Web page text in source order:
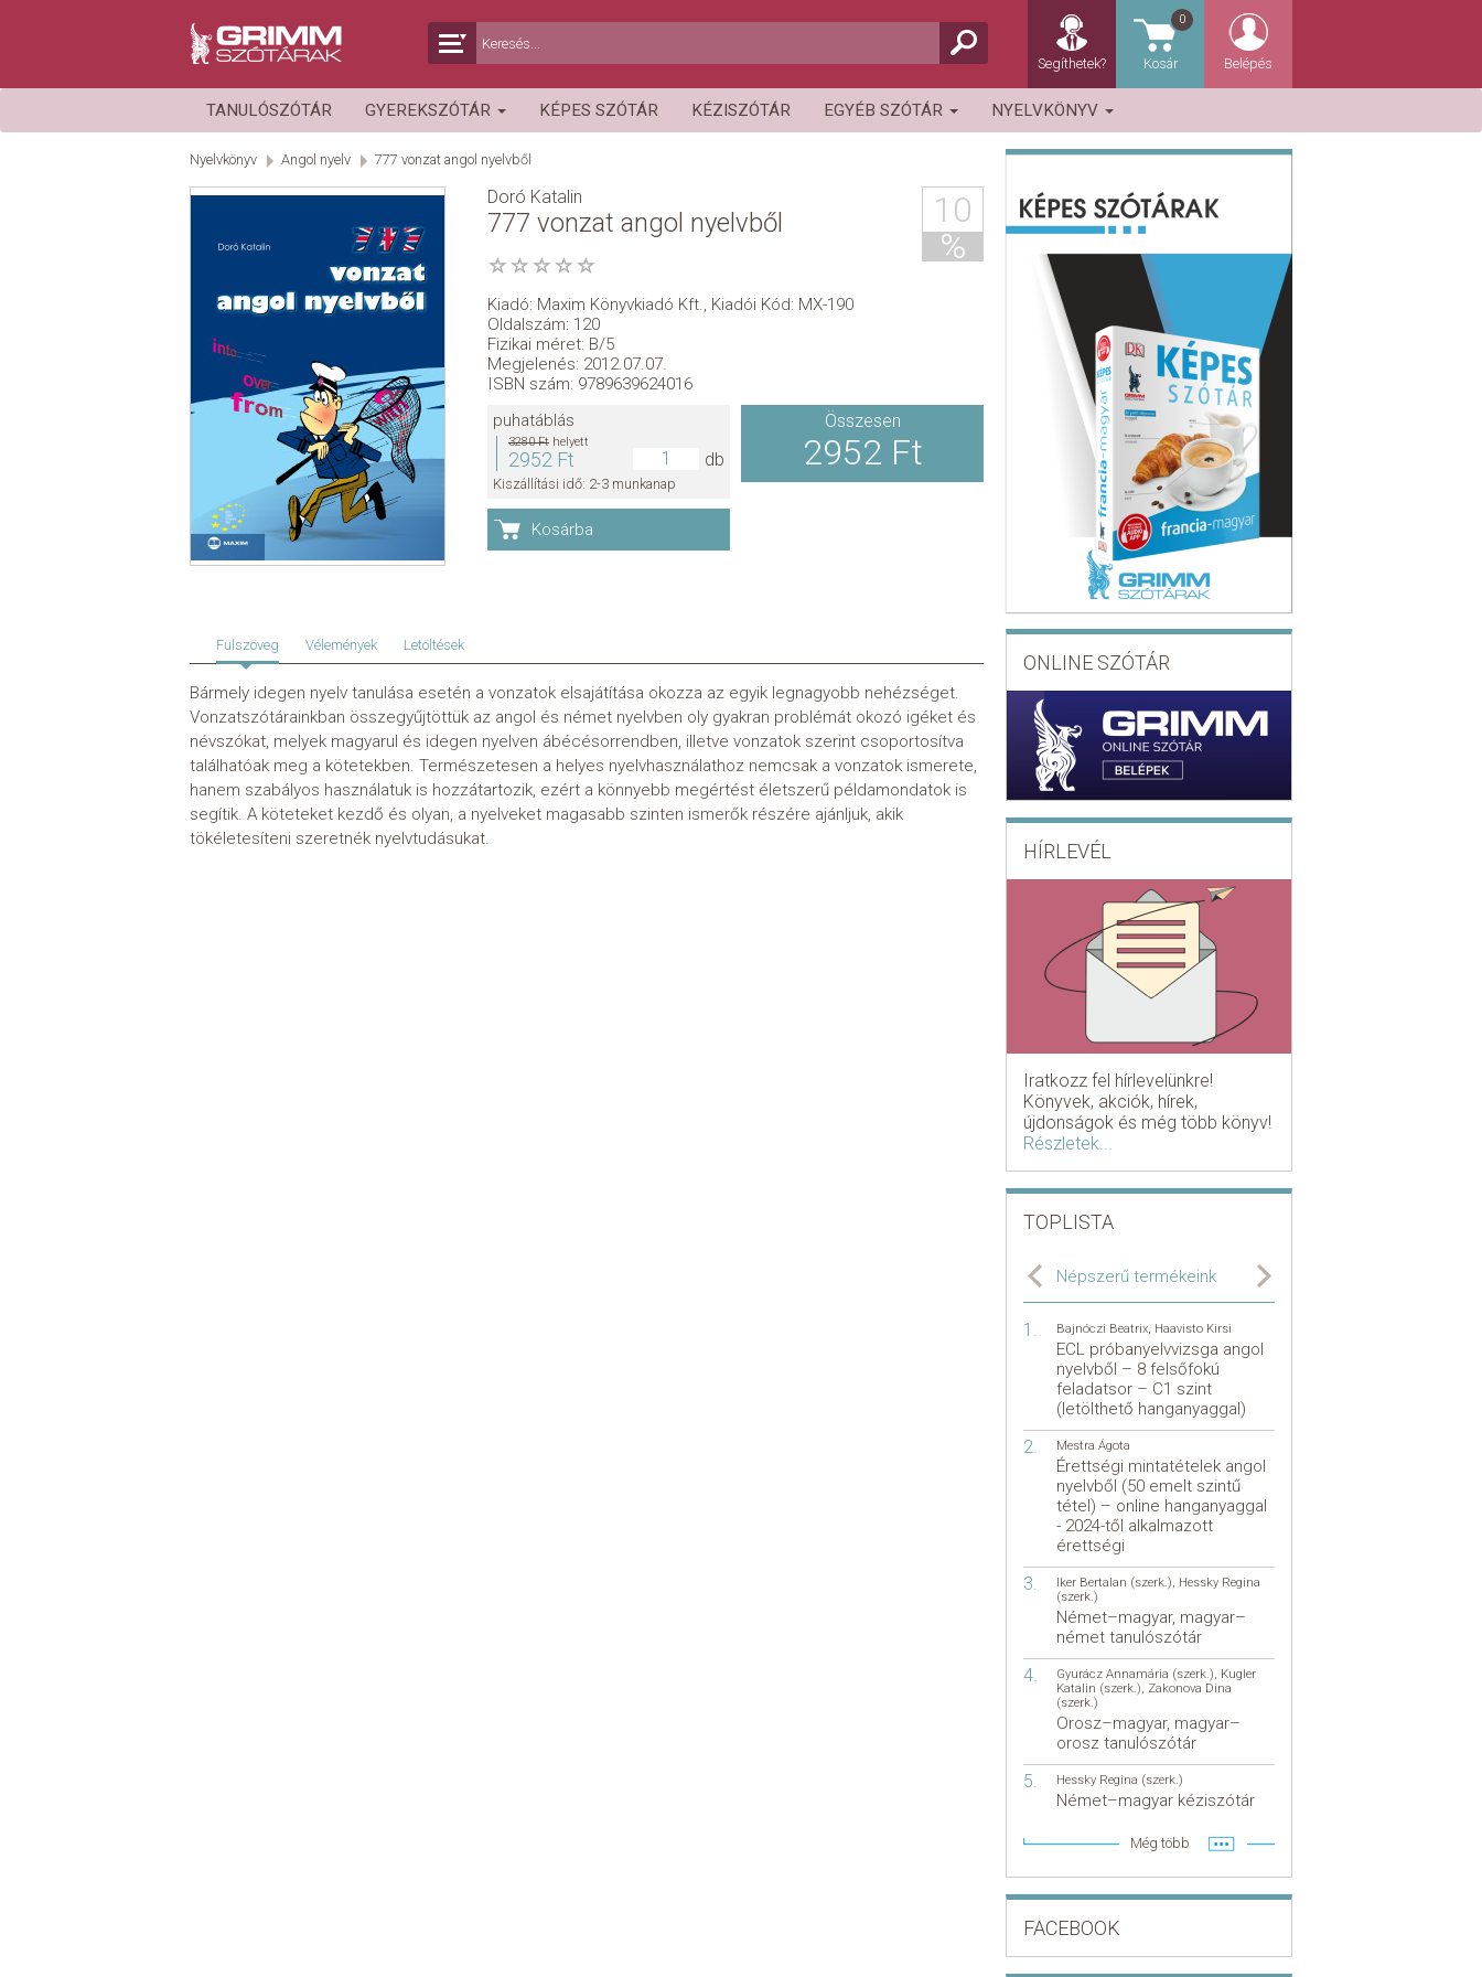
Belépés
Kosár
0
Segíthetek?
TANULÓSZÓTÁR GYEREKSZÓTÁR KÉPES SZÓTÁR KÉZISZÓTÁR EGYÉB SZÓTÁR NYELVKÖNYV
Nyelvkönyv Angol nyelv 777 vonzat angol nyelvből
Doró Katalin
777 vonzat angol nyelvből
10
%
Kiadó: Maxim Könyvkiadó Kft.
Kiadói Kód: MX-190
Oldalszám: 120
Fizikai méret: B/5
Megjelenés: 2012.07.07.
ISBN szám: 9789639624016
Kosárba
puhatáblás
3280 Ft helyett
2952 Ft db
Kiszállítási idő: 2-3 munkanap
Összesen
2952 Ft
Fülszöveg Vélemények Letöltések
Bármely idegen nyelv tanulása esetén a vonzatok elsajátítása okozza az egyik legnagyobb nehézséget.
Vonzatszótárainkban összegyűjtöttük az angol és német nyelvben oly gyakran problémát okozó igéket és
névszókat, melyek magyarul és idegen nyelven ábécésorrendben, illetve vonzatok szerint csoportosítva
találhatóak meg a kötetekben. Természetesen a helyes nyelvhasználathoz nemcsak a vonzatok ismerete,
hanem szabályos használatuk is hozzátartozik, ezért a könnyebb megértést életszerű példamondatok is
segítik. A köteteket kezdő és olyan, a nyelveket magasabb szinten ismerők részére ajánljuk, akik
tökéletesíteni szeretnék nyelvtudásukat.
ONLINE SZÓTÁR
HÍRLEVÉL
Iratkozz fel hírlevelünkre!
Könyvek, akciók, hírek,
újdonságok és még több könyv!
Részletek...
TOPLISTA
Népszerű termékeink
Bajnóczi Beatrix, Haavisto Kirsi
ECL próbanyelvvizsga angol
nyelvből – 8 felsőfokú
feladatsor – C1 szint
(letölthető hanganyaggal)
Mestra Ágota
Érettségi mintatételek angol
nyelvből (50 emelt szintű
tétel) – online hanganyaggal
- 2024-től alkalmazott
érettségi
Iker Bertalan (szerk.), Hessky Regina
(szerk.)
Német–magyar, magyar–
német tanulószótár
Gyurácz Annamária (szerk.), Kugler
Katalin (szerk.), Zakonova Dina
(szerk.)
Orosz–magyar, magyar–
orosz tanulószótár
Hessky Regina (szerk.)
Német–magyar kéziszótár
Még több
FACEBOOK